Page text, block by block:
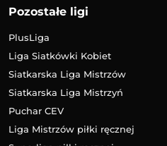
Pozostałe ligi
PlusLiga
Liga Siatkówki Kobiet
Siatkarska Liga Mistrzów
Siatkarska Liga Mistrzyń
Puchar CEV
Liga Mistrzów piłki ręcznej